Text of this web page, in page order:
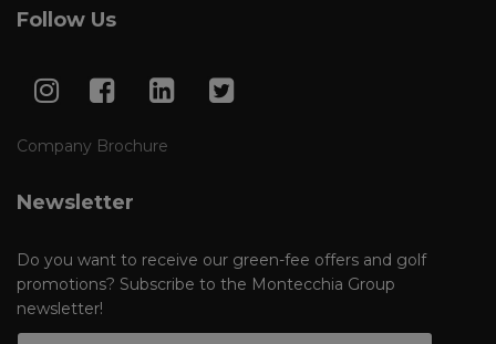
Follow Us
Company Brochure
Newsletter
Do you want to receive our green-fee offers and golf
promotions? Subscribe to the Montecchia Group
newsletter!